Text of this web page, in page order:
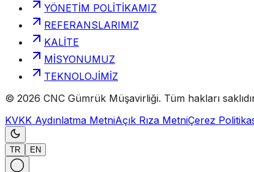
YÖNETİM POLİTİKAMIZ
REFERANSLARIMIZ
KALİTE
MİSYONUMUZ
TEKNOLOJİMİZ
© 2026 CNC Gümrük Müşavirliği. Tüm hakları
KVKK Aydınlatma MetniAçık Rıza MetniÇerez
TR EN